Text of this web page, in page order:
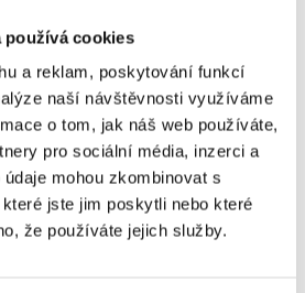
používá cookies
a reklam, poskytování funkcí
naší návštěvnosti využíváme
o tom, jak náš web používáte,
pro sociální média, inzerci a
mohou zkombinovat s
jste jim poskytli nebo které
že používáte jejich služby.
Komise pro
kvality vzdělávání
zasedání